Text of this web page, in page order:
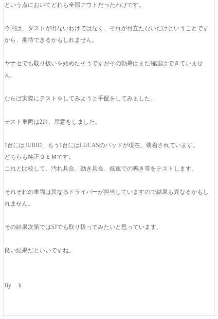
という点においてどれも全部アウトだったわけです。
今回は、ダストが出ないわけではなく、それが目立たないだけということです
から、期待できるかもしれません。
ヤナセでも取り扱いを始めたそうですがその効果はまだ確認はできていませ
ん。
ならば実際にテストをしてみようと手配をしてみました。
テスト車両は2台、用意をしました。
1台にはJURID、もう1台にはLUCASのパッドが現在、装着されています。
どちらも純正ＯＥＭです。
これと比較して、汚れ具合、効き具合、低速での鳴き等をテストします。
それぞれの車両は異なるドライバーが担当していますので結果も異なるかもし
れません。
その結果次第ではSJでも取り扱ってみたいと思っています。
良い結果だといいですね。
By k